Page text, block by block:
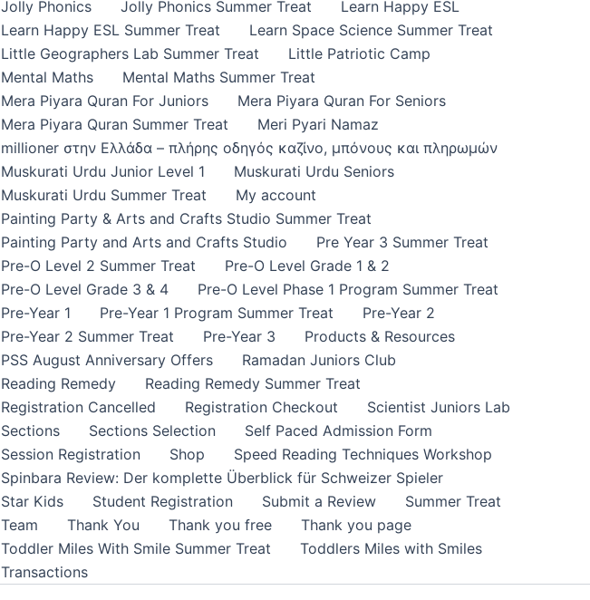
Jolly Phonics
Jolly Phonics Summer Treat
Learn Happy ESL
Learn Happy ESL Summer Treat
Learn Space Science Summer Treat
Little Geographers Lab Summer Treat
Little Patriotic Camp
Mental Maths
Mental Maths Summer Treat
Mera Piyara Quran For Juniors
Mera Piyara Quran For Seniors
Mera Piyara Quran Summer Treat
Meri Pyari Namaz
millioner στην Ελλάδα – πλήρης οδηγός καζίνο, μπόνους και πληρωμών
Muskurati Urdu Junior Level 1
Muskurati Urdu Seniors
Muskurati Urdu Summer Treat
My account
Painting Party & Arts and Crafts Studio Summer Treat
Painting Party and Arts and Crafts Studio
Pre Year 3 Summer Treat
Pre-O Level 2 Summer Treat
Pre-O Level Grade 1 & 2
Pre-O Level Grade 3 & 4
Pre-O Level Phase 1 Program Summer Treat
Pre-Year 1
Pre-Year 1 Program Summer Treat
Pre-Year 2
Pre-Year 2 Summer Treat
Pre-Year 3
Products & Resources
PSS August Anniversary Offers
Ramadan Juniors Club
Reading Remedy
Reading Remedy Summer Treat
Registration Cancelled
Registration Checkout
Scientist Juniors Lab
Sections
Sections Selection
Self Paced Admission Form
Session Registration
Shop
Speed Reading Techniques Workshop
Spinbara Review: Der komplette Überblick für Schweizer Spieler
Star Kids
Student Registration Submit a Review
Summer Treat
Team
Thank You Thank you free
Thank you page
Toddler Miles With Smile Summer Treat
Toddlers Miles with Smiles
Transactions